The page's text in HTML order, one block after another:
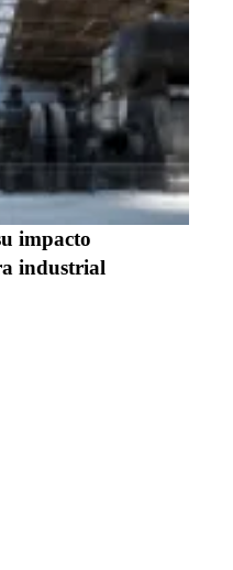
impacto
industrial